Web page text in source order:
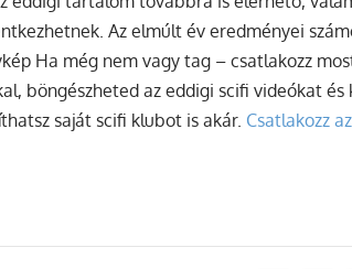
Az elmúlt év eredményei
Ha még nem vagy tag – csatlakozz
böngészheted az eddigi scifi videókat
saját scifi klubot is akár. Csatlakozz